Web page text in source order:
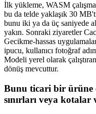
İlk yükleme, WASM çalışma
bu da telde yaklaşık 30
bunu iki ya da üç saniyede
yakın. Sonraki ziyaretler
Gecikme-hassas
ipucu, kullanıcı fotoğraf
Modeli yerel olarak
dönüş mevcuttur.
Bunu ticari bir ürüne
sınırları veya kotalar